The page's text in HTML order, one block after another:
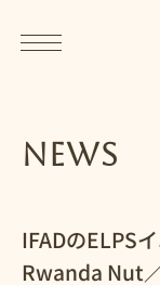
News
IFADのELPS
Rwanda Nut